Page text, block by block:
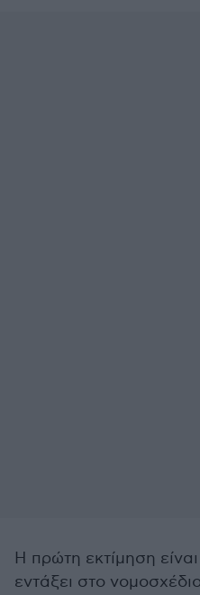
Η πρώτη εκτίμηση είναι
εντάξει στο